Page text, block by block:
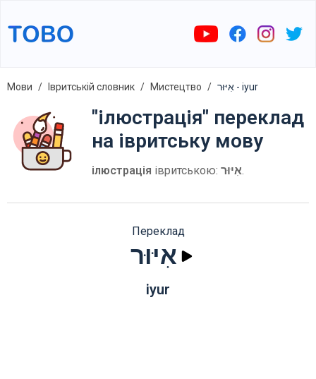
Мови Івритській словник Мистецтво אִיּוּר - iyur
"ілюстрація" переклад
на івритську мову
ілюстрація івритською: אִיּוּר.
Переклад
אִיּוּר
iyur